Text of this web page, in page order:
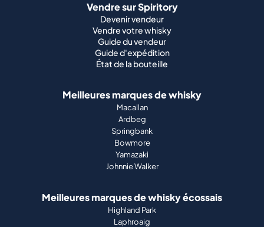
Vendre sur Spiritory
Devenir vendeur
Vendre votre whisky
Guide du vendeur
Guide d'expédition
État de la bouteille
Meilleures marques de whisky
Macallan
Ardbeg
Springbank
Bowmore
Yamazaki
Johnnie Walker
Meilleures marques de whisky écossais
Highland Park
Laphroaig